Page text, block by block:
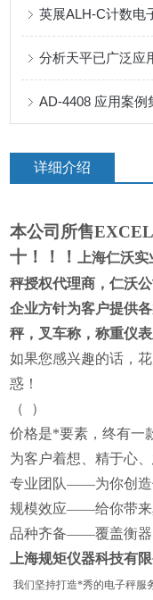
英展ALH-C计数电
分析天平已广泛应
AD-4408 应用案例
详细介绍
本公司所售
十！！！
上海仁沃
秤授权代理商 ，仁沃
企业方针为客户提供
秤，叉车称，称重仪
如果您感兴趣的话，
惑！
（
）
价格是*要素，终有一
为客户着想、精于心
专业团队——为你创造
规模效应——给你带来
品种齐备——覆盖衡器
上海规矩仪器科技有
我们坚持打造*秀的电子秤服